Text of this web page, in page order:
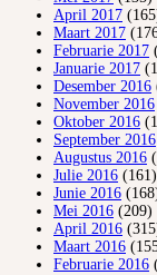
April 2017
Maart 2017
Februarie 2017
Januarie 2017
Desember 2016
November 2016
Oktober 2016
September 2016
Augustus 2016
Julie 2016 (161)
Junie 2016
Mei 2016 (209)
April 2016
Maart 2016
Februarie 2016